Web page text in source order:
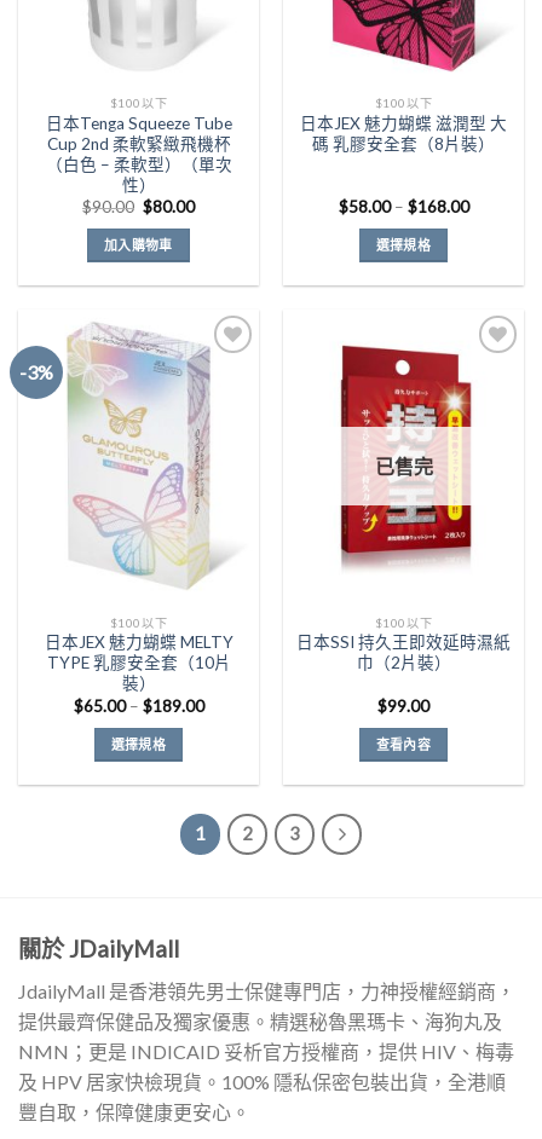
品
選
擇
選
項
$100以下
日本Tenga Squeeze Tube
Cup 2nd 柔軟緊緻飛機杯
（白色 – 柔軟型）（單次
性）
$90.00 原
始
價
格：
$90.00。
$80.00目
加入購物車
$100以下
日本JEX 魅力蝴蝶 滋潤型 大
碼 乳膠安全套（8片裝）
$58.00 – $168.00價
到
選擇規格
有
多
種
款
式。
可
在
產
品
選
擇
項
-3%
Add to
Wishlist
$100以下
日本JEX 魅力蝴蝶 MELTY
TYPE 乳膠安全套（10片
裝）
$65.00 – $189.00價
到
選擇規格
式。
在
產
品
頁
面
選
Add to
Wishlist
已售完
$100以下
日本SSI 持久王即效延時濕紙
巾（2片裝）
$99.00
查看內容
1 2 3
關於 JDailyMall
JdailyMall 是香港領先男士保健專門店，力神授權經銷商，
提供最齊保健品及獨家優惠。精選秘魯黑瑪卡、海狗丸及
NMN；更是 INDICAID 妥析官方授權商，提供 HIV、梅毒
及 HPV 居家快檢現貨。100% 隱私保密包裝出貨，全港順
豐自取，保障健康更安心。